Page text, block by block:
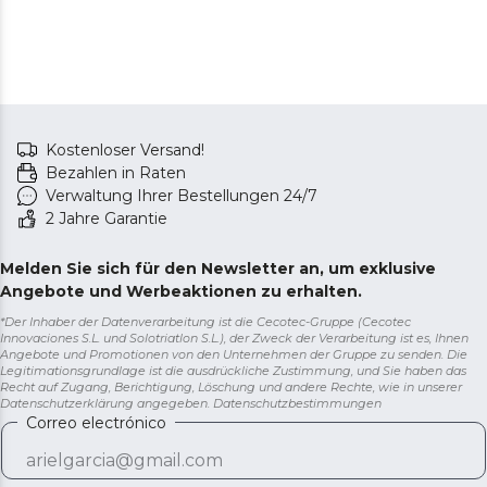
Kostenloser Versand!
Bezahlen in Raten
Verwaltung Ihrer Bestellungen 24/7
2 Jahre Garantie
Melden Sie sich für den Newsletter an, um exklusive
Angebote und Werbeaktionen zu erhalten.
*Der Inhaber der Datenverarbeitung ist die Cecotec-Gruppe (Cecotec
Innovaciones S.L. und Solotriatlon S.L.), der Zweck der Verarbeitung ist es, Ihnen
Angebote und Promotionen von den Unternehmen der Gruppe zu senden. Die
Legitimationsgrundlage ist die ausdrückliche Zustimmung, und Sie haben das
Recht auf Zugang, Berichtigung, Löschung und andere Rechte, wie in unserer
Datenschutzerklärung angegeben. Datenschutzbestimmungen
Correo electrónico